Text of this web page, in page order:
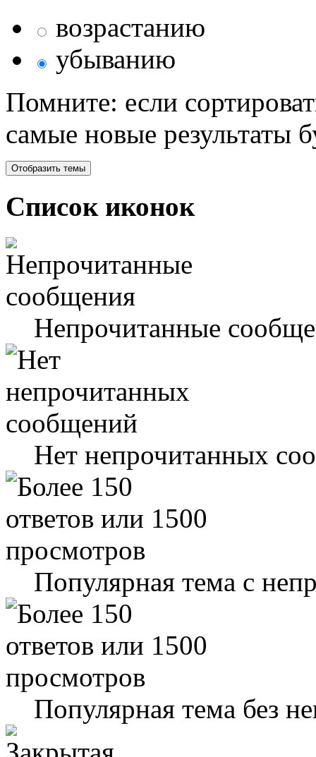
возрастанию
убыванию
Помните: если
самые новые результаты
Список иконок
Непрочитанные
Нет непрочитанных
Популярная тема с
Популярная тема без